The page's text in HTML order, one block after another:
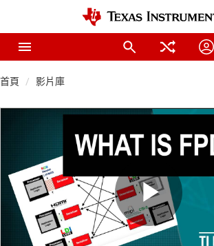
首頁 影片庫
Play